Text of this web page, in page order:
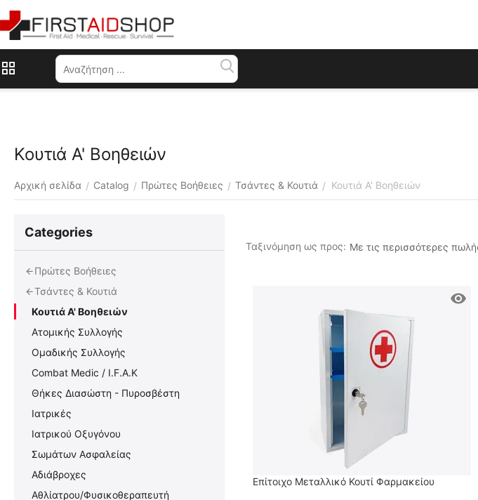
Κουτιά Α' Βοηθειών
Αρχική σελίδα / Catalog / Πρώτες Βοήθειες / Τσάντες & Κουτιά / Κουτιά Α' Βοηθειών
Ταξινόμηση ως προς: Με τις περισσότερες
Επίτοιχο Μεταλλικό Κουτί Φαρμακείου
Сategories
Πρώτες Βοήθειες
Τσάντες & Κουτιά
Κουτιά Α' Βοηθειών
Ατομικής Συλλογής
Ομαδικής Συλλογής
Combat Medic / I.F.A.K
Θήκες Διασώστη - Πυροσβέστη
Ιατρικές
Ιατρικού Οξυγόνου
Σωμάτων Ασφαλείας
Αδιάβροχες
Αθλίατρου/Φυσικοθεραπευτή